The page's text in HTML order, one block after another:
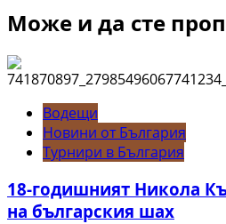
Може и да сте
Водещи
Новини от България
Турнири в България
18-годишният Никола
на българския шах